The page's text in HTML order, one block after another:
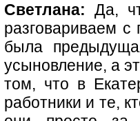
Светлана: Да,
разговариваем с
была
усыновление, а
том, что в
работники и те,